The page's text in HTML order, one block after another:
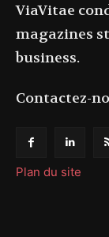
ViaVitae
magazines
business.
Contactez-
Plan du site